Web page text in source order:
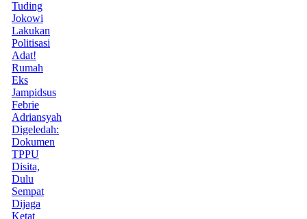
Tuding
Jokowi
Lakukan
Politisasi
Adat!
Rumah
Eks
Jampidsus
Febrie
Adriansyah
Digeledah:
Dokumen
TPPU
Disita,
Dulu
Sempat
Dijaga
Ketat